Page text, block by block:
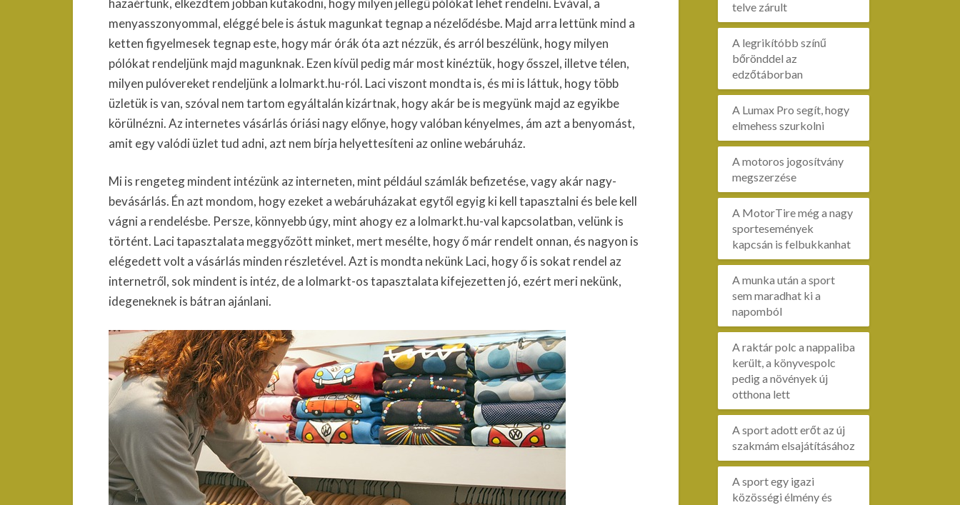
menyasszonyommal, eléggé bele is ástuk magunkat tegnap a nézelődésbe. Majd arra lettünk mind a
ketten figyelmesek tegnap este, hogy már órák óta azt nézzük, és arról beszélünk, hogy milyen
pólókat rendeljünk majd magunknak. Ezen kívül pedig már most kinéztük, hogy ősszel, illetve télen,
milyen pulóvereket rendeljünk a lolmarkt.hu-ról. Laci viszont mondta is, és mi is láttuk, hogy több
üzletük is van, szóval nem tartom egyáltalán kizártnak, hogy akár be is megyünk majd az egyikbe
körülnézni. Az internetes vásárlás óriási nagy előnye, hogy valóban kényelmes, ám azt a benyomást,
amit egy valódi üzlet tud adni, azt nem bírja helyettesíteni az online webáruház.
Mi is rengeteg mindent intézünk az interneten, mint például számlák befizetése, vagy akár nagy-
bevásárlás. Én azt mondom, hogy ezeket a webáruházakat egytől egyig ki kell tapasztalni és bele kell
vágni a rendelésbe. Persze, könnyebb úgy, mint ahogy ez a lolmarkt.hu-val kapcsolatban, velünk is
történt. Laci tapasztalata meggyőzött minket, mert mesélte, hogy ő már rendelt onnan, és nagyon is
elégedett volt a vásárlás minden részletével. Azt is mondta nekünk Laci, hogy ő is sokat rendel az
internetről, sok mindent is intéz, de a lolmarkt-os tapasztalata kifejezetten jó, ezért meri nekünk,
idegeneknek is bátran ajánlani.
telve zárult
A legrikítóbb színű
bőrönddel az
edzőtáborban
A Lumax Pro segít, hogy
elmehess szurkolni
A motoros jogosítvány
megszerzése
A MotorTire még a nagy
sportesemények
kapcsán is felbukkanhat
A munka után a sport
sem maradhat ki a
napomból
A raktár polc a nappaliba
került, a könyvespolc
pedig a növények új
otthona lett
A sport adott erőt az új
szakmám elsajátításához
A sport egy igazi
közösségi élmény és